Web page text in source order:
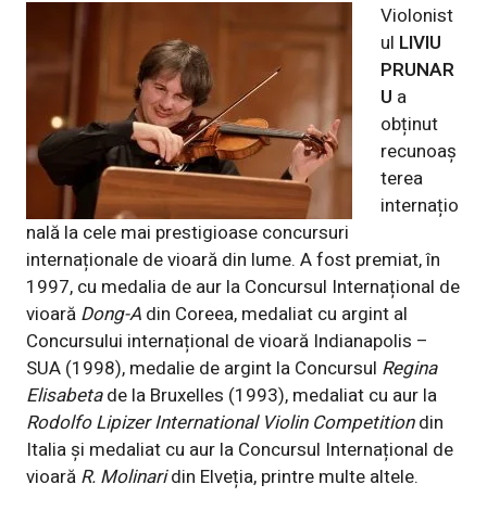
Violonist
ul LIVIU
PRUNAR
U a
obținut
recunoaș
terea
internațio
nală la cele mai prestigioase concursuri
internaționale de vioară din lume. A fost premiat, în
1997, cu medalia de aur la Concursul Internațional de
vioară Dong-A din Coreea, medaliat cu argint al
Concursului internațional de vioară Indianapolis –
SUA (1998), medalie de argint la Concursul Regina
Elisabetade la Bruxelles (1993), medaliat cu aur la
Rodolfo Lipizer International Violin Competitiondin
Italia și medaliat cu aur la Concursul Internațional de
vioară R. Molinaridin Elveția, printre multe altele.